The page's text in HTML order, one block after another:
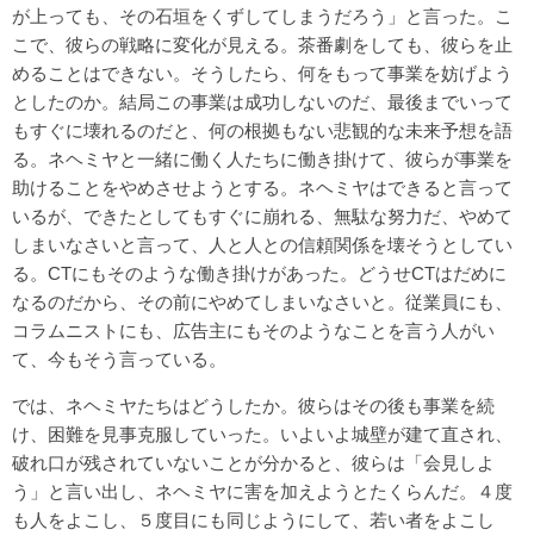
が上っても、その石垣をくずしてしまうだろう」と言った。こ
こで、彼らの戦略に変化が見える。茶番劇をしても、彼らを止
めることはできない。そうしたら、何をもって事業を妨げよう
としたのか。結局この事業は成功しないのだ、最後までいって
もすぐに壊れるのだと、何の根拠もない悲観的な未来予想を語
る。ネヘミヤと一緒に働く人たちに働き掛けて、彼らが事業を
助けることをやめさせようとする。ネヘミヤはできると言って
いるが、できたとしてもすぐに崩れる、無駄な努力だ、やめて
しまいなさいと言って、人と人との信頼関係を壊そうとしてい
る。CTにもそのような働き掛けがあった。どうせCTはだめに
なるのだから、その前にやめてしまいなさいと。従業員にも、
コラムニストにも、広告主にもそのようなことを言う人がい
て、今もそう言っている。
では、ネヘミヤたちはどうしたか。彼らはその後も事業を続
け、困難を見事克服していった。いよいよ城壁が建て直され、
破れ口が残されていないことが分かると、彼らは「会見しよ
う」と言い出し、ネヘミヤに害を加えようとたくらんだ。４度
も人をよこし、５度目にも同じようにして、若い者をよこし